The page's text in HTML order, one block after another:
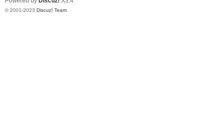
© 2001-2023 Discuz! Team.